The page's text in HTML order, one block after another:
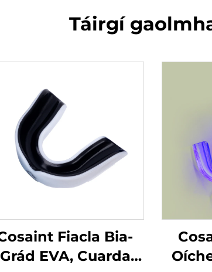
Táirgí
Fiacla Bia-
Grád EVA, Cuarda